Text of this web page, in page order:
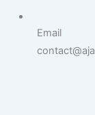
Email